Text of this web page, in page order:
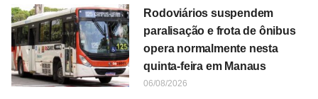
Rodoviários suspendem
paralisação e frota de ônibus
opera normalmente nesta
quinta-feira em Manaus
06/08/2026